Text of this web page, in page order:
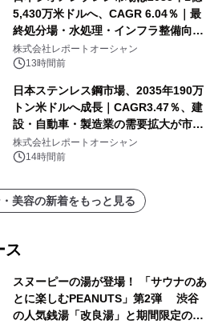
5,430万米ドルへ、CAGR 6.04％｜最
終処分場・水処理・インフラ整備向け
需要拡大
株式会社レポートオーシャン
13時間前
日本ステンレス鋼市場、2035年190万
トン米ドルへ成長｜CAGR3.47％、建
設・自動車・製造業の需要拡大が市場
を牽引
株式会社レポートオーシャン
14時間前
美容の新着をもっと見る
ス
スヌーピーの湯が登場！ 「サウナのあ
とに楽しむPEANUTS」第2弾 渋谷
の人気銭湯「改良湯」と期間限定のコ